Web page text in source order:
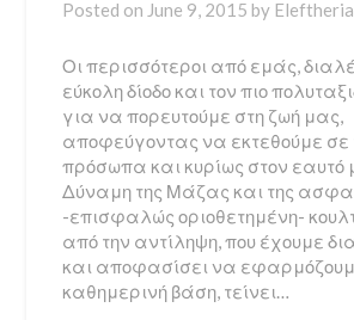
Posted on June 9, 2015 by
Οι περισσότεροι από εμάς,
εύκολη δίοδο και τον πιο
για να πορευτούμε στη ζωή μας,
αποφεύγοντας να εκτεθούμε σε
πρόσωπα και κυρίως στον εαυτό
Δύναμη της Μάζας και της
-επισφαλώς οριοθετημένη-
από την αντίληψη, που έχουμε
και αποφασίσει να
καθημερινή βάση, τείνει…